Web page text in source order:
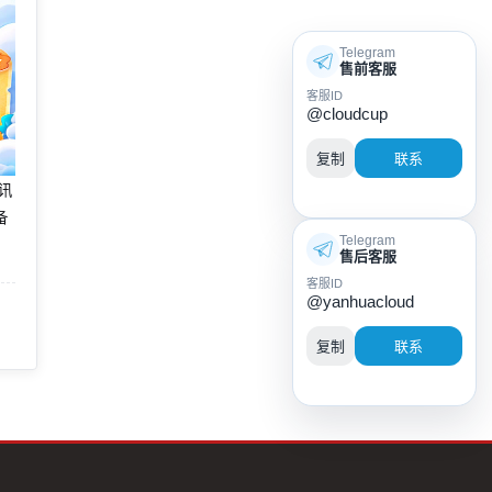
Telegram
售前客服
客服ID
@cloudcup
复制 联系
Telegram
售后客服
客服ID
@yanhuacloud
复制 联系